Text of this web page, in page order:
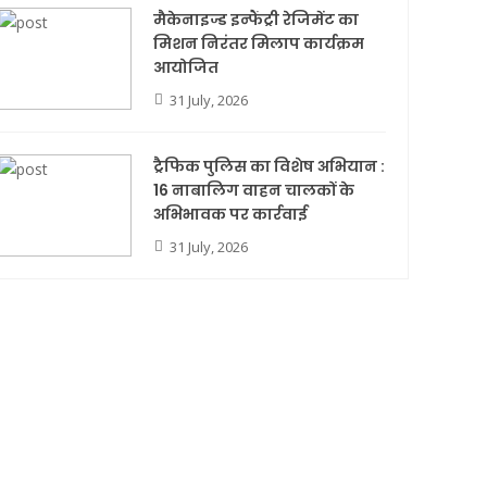
मैकेनाइज्ड इन्फैंट्री रेजिमेंट का
मिशन निरंतर मिलाप कार्यक्रम
आयोजित
31 July, 2026
ट्रैफिक पुलिस का विशेष अभियान :
16 नाबालिग वाहन चालकों के
अभिभावक पर कार्रवाई
31 July, 2026